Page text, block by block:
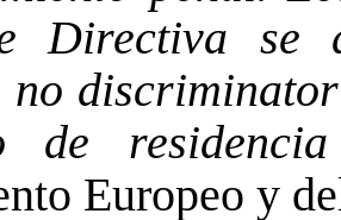
Directiva
no
de
Europeo y